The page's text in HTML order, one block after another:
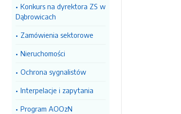
Konkurs na dyrektora ZS w
Dąbrowicach
Zamówienia sektorowe
Nieruchomości
Ochrona sygnalistów
Interpelacje i zapytania
Program AOOzN